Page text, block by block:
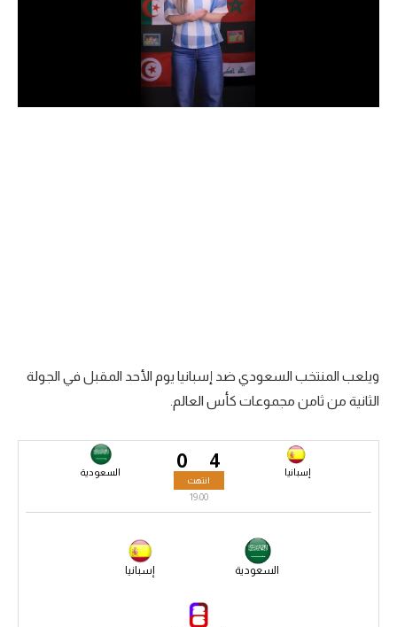
الدوري السعودي للمحترفين
سعودي في الجول
الدوري الإنجليزي
الدوري الإسباني
ويلعب المنتخب السعودي ضد إسبانيا يوم الأحد المقبل في الجولة
الثانية من ثامن مجموعات كأس العالم.
4 إسبانيا 0 السعودية
انتهت
19:00
السعودية إسبانيا